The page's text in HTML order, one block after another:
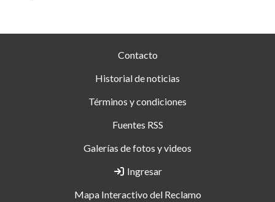
Contacto
Historial de noticias
Términos y condiciones
Fuentes RSS
Galerías de fotos y videos
Ingresar
Mapa Interactivo del Reclamo